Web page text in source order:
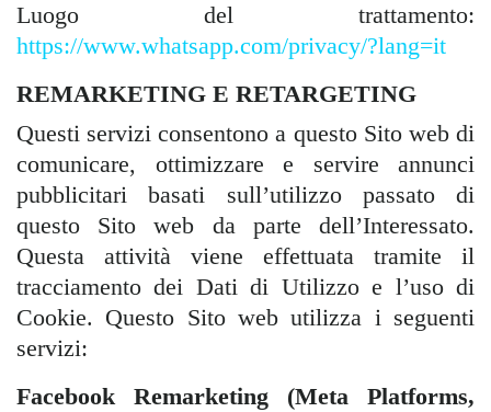
Luogo del trattamento:
https://www.whatsapp.com/privacy/?lang=it
REMARKETING E RETARGETING
Questi servizi consentono a questo Sito web di
comunicare, ottimizzare e servire annunci
pubblicitari basati sull’utilizzo passato di
questo Sito web da parte dell’Interessato.
Questa attività viene effettuata tramite il
tracciamento dei Dati di Utilizzo e l’uso di
Cookie. Questo Sito web utilizza i seguenti
servizi:
Facebook Remarketing (Meta Platforms,